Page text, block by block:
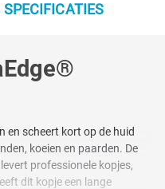
SPECIFICATIES
en scheert kort op de huid
koeien en paarden. De
professionele kopjes,
dit kopje een lange